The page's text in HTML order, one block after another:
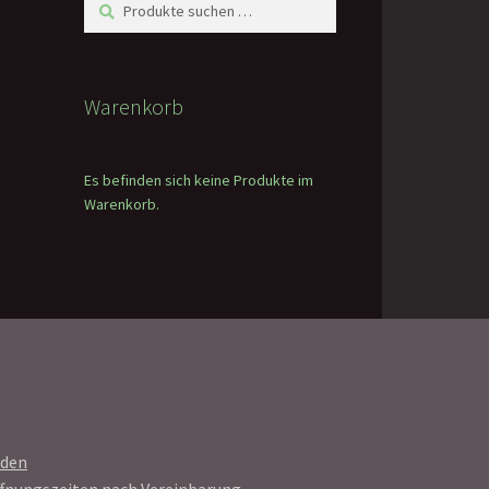
nach:
Warenkorb
Es befinden sich keine Produkte im
Warenkorb.